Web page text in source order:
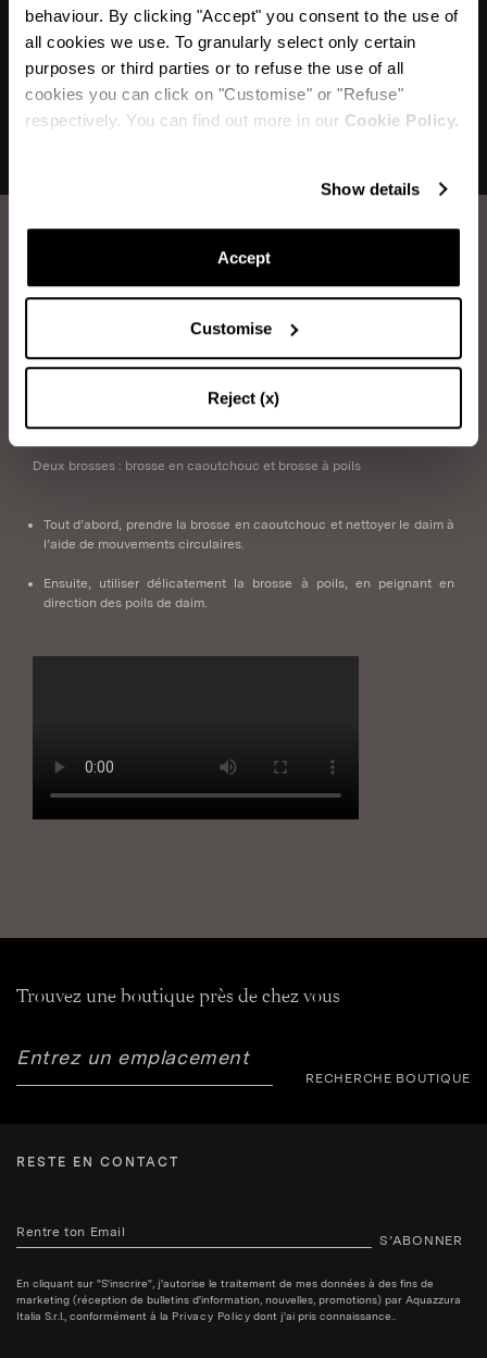
behaviour. By clicking "Accept" you consent to the use of
all cookies we use. To granularly select only certain
purposes or third parties or to refuse the use of all
cookies you can click on "Customise" or "Refuse"
respectively. You can find out more in our Cookie Policy.
Show details
Accept
Customise
Reject (x)
séduction à vos pieds. »
Comment prendre soin de vos chaussures
Aquazzura.
BROSSAGE DU DAIM
Articles dont vous aurez besoin :
Deux brosses : brosse en caoutchouc et brosse à poils
Tout d’abord, prendre la brosse en caoutchouc et nettoyer le daim à
l’aide de mouvements circulaires.
Ensuite, utiliser délicatement la brosse à poils, en peignant en
direction des poils de daim.
Trouvez une boutique près de chez vous
RECHERCHE BOUTIQUE
RESTE EN CONTACT
S’ABONNER
En cliquant sur "S'inscrire", j'autorise le traitement de mes données à des fins de
marketing (réception de bulletins d'information, nouvelles, promotions) par Aquazzura
Italia S.r.l., conformément à la Privacy Policy dont j'ai pris connaissance..